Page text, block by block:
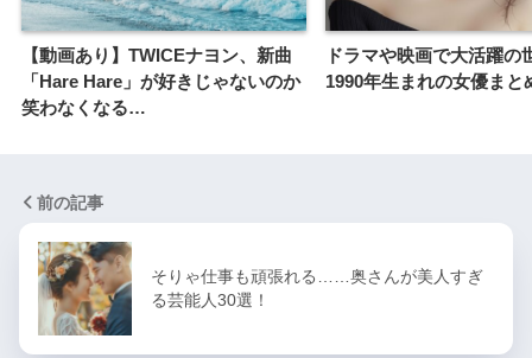
【動画あり】TWICEナヨン、新曲
「Hare Hare」が好きじゃないのか
笑わなくなる…
ドラマや映画で大活躍の
1990年生まれの女優まと
前の記事
そりゃ仕事も頑張れる……奥さんが美人すぎ
る芸能人30選！